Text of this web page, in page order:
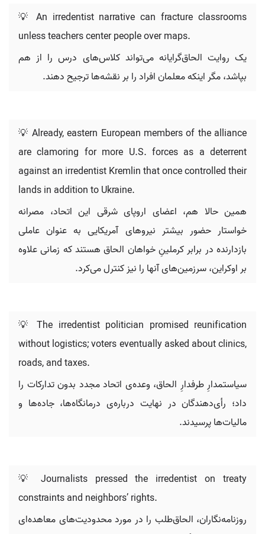
💡 An irredentist narrative can fracture classrooms
unless teachers center people over maps.
یک روایت الحاق‌گرایانه می‌تواند کلاس‌های درس را از هم
بپاشد، مگر اینکه معلمان افراد را بر نقشه‌ها ترجیح دهند.
💡 Already, eastern European members of the alliance
are clamoring for more U.S. forces as a deterrent
against an irredentist Kremlin that once controlled their
lands in addition to Ukraine.
همین حالا هم، اعضای اروپای شرقی این اتحاد، مصرانه
خواستار حضور بیشتر نیروهای آمریکایی به عنوان عاملی
بازدارنده در برابر کرملینِ خواهان الحاق هستند که زمانی علاوه
بر اوکراین، سرزمین‌های آنها را نیز کنترل می‌کرد.
💡 The irredentist politician promised reunification
without logistics; voters eventually asked about clinics,
roads, and taxes.
سیاستمدارِ طرفدارِ الحاق، وعده‌ی اتحاد مجدد بدون تدارکات را
داد؛ رأی‌دهندگان در نهایت درباره‌ی درمانگاه‌ها، جاده‌ها و
مالیات‌ها پرسیدند.
💡 Journalists pressed the irredentist on treaty
constraints and neighbors’ rights.
روزنامه‌نگاران، الحاق‌طلب را در مورد محدودیت‌های معاهده‌ای